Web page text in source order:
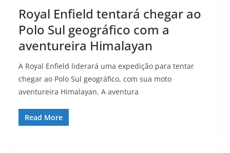
Royal Enfield tentará chegar ao
Polo Sul geográfico com a
aventureira Himalayan
A Royal Enfield liderará uma expedição para tentar
chegar ao Polo Sul geográfico, com sua moto
aventureira Himalayan. A aventura
Read More